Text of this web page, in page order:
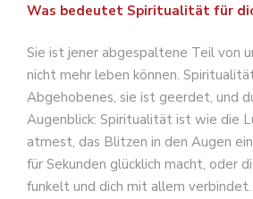
Was bedeutet Spiritualität für
Sie ist jener abgespaltene Teil von
nicht mehr leben können.
Abgehobenes, sie ist geerdet, und
Augenblick: Spiritualität ist wie die
atmest, das Blitzen in den Augen
für Sekunden glücklich macht, oder
funkelt und dich mit allem